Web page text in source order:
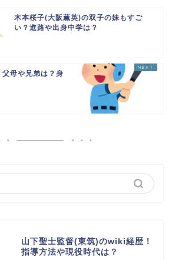
木本桜子(大阪薫英)の双子の妹もすご
い？進路や出身中学は？
母や兄弟は？身
山下聖士監督(東筑)のwiki経歴！
指導方法や現役時代は？